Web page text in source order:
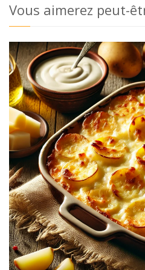
Vous aimerez peut-